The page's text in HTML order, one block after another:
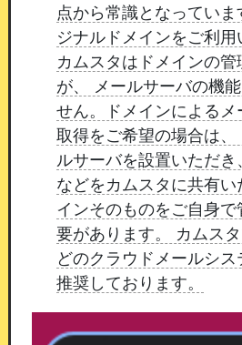
まいります。引き続きカムス
いたします。
更新
出勤プッシュ通知の文
追加
平素よりカムスタをご利用い
とうございます。このたび、
ッシュ通知について、通知文
の追加を行いましたのでご案
通知文言の出し分け
点から常識となっていま
ジナルドメインをご利用
カムスタはドメインの管
が、 メールサーバの機
せん。ドメインによるメ
取得をご希望の場合は、
ルサーバを設置いただ
などをカムスタに共有い
インそのものをご自身
要があります。 カムス
どのクラウドメールシ
推奨しております。